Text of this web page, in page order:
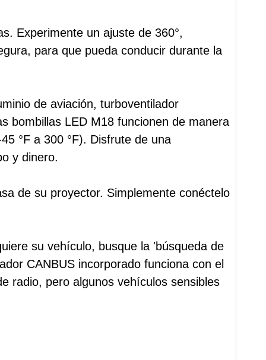
Experimente un ajuste de 360°,
para que pueda conducir durante la
de aviación, turboventilador
bombillas LED M18 funcionen de manera
°F a 300 °F). Disfrute de una
y dinero.
de su proyector. Simplemente conéctelo
su vehículo, busque la 'búsqueda de
CANBUS incorporado funciona con el
radio, pero algunos vehículos sensibles